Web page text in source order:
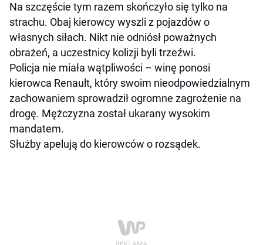
Na szczęście tym razem skończyło się tylko na
strachu. Obaj kierowcy wyszli z pojazdów o
własnych siłach. Nikt nie odniósł poważnych
obrażeń, a uczestnicy kolizji byli trzeźwi.
Policja nie miała wątpliwości – winę ponosi
kierowca Renault, który swoim nieodpowiedzialnym
zachowaniem sprowadził ogromne zagrożenie na
drogę. Mężczyzna został ukarany wysokim
mandatem.
Służby apelują do kierowców o rozsądek.